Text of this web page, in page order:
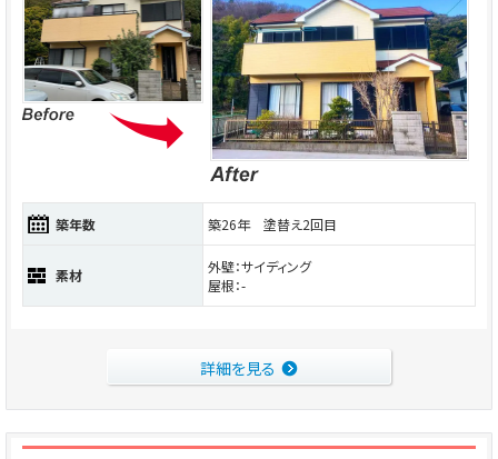
築年数 築26年 塗替え2回目
素材
外壁：サイディング
屋根：-
詳細を見る